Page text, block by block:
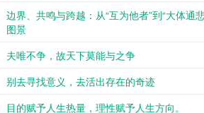
边界、共鸣与跨越：从“互为他者”到“大体通
图景
夫唯不争，故天下莫能与之争
别去寻找意义，去活出存在的奇迹
目的赋予人生热量，理性赋予人生方向。